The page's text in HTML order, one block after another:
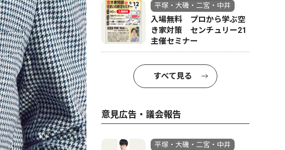
平塚・大磯・二宮・中井
入場無料 プロから学ぶ空
き家対策 センチュリー21
主催セミナー
すべて見る
意見広告・議会報告
平塚・大磯・二宮・中井